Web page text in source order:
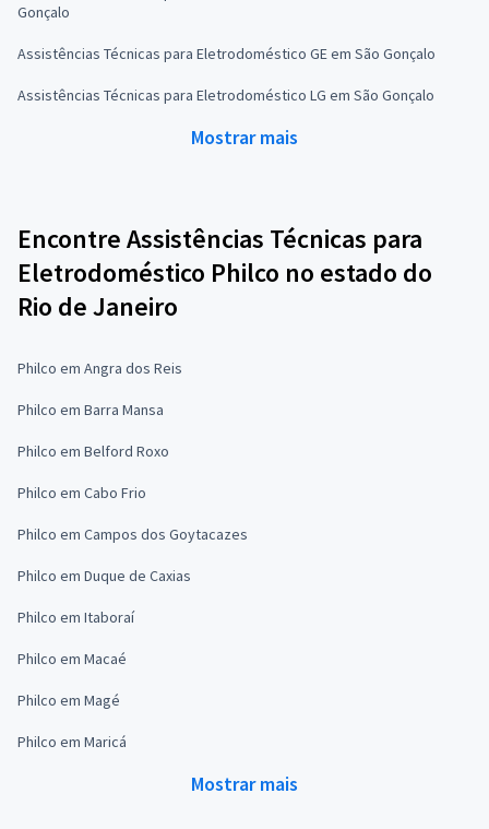
Gonçalo
Assistências Técnicas para Eletrodoméstico GE em São Gonçalo
Assistências Técnicas para Eletrodoméstico LG em São Gonçalo
Mostrar mais
Encontre Assistências Técnicas para
Eletrodoméstico Philco no estado do
Rio de Janeiro
Philco em Angra dos Reis
Philco em Barra Mansa
Philco em Belford Roxo
Philco em Cabo Frio
Philco em Campos dos Goytacazes
Philco em Duque de Caxias
Philco em Itaboraí
Philco em Macaé
Philco em Magé
Philco em Maricá
Mostrar mais